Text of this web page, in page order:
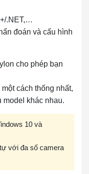
.NET,…
đoán và cấu hình
cho phép bạn
cách thống nhất,
khác nhau.
10 và
với đa số camera